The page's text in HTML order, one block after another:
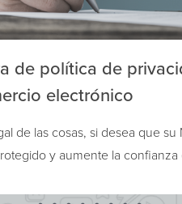
de política de
electrónico
de las cosas, si desea que
y aumente la confianza